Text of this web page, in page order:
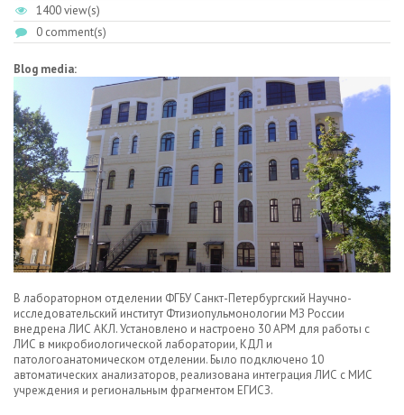
1400 view(s)
0 comment(s)
Blog media:
В лабораторном отделении ФГБУ Санкт-Петербургский Научно-
исследовательский институт Фтизиопульмонологии МЗ России
внедрена ЛИС АКЛ. Установлено и настроено 30 АРМ для работы с
ЛИС в микробиологической лаборатории, КДЛ и
патологоанатомическом отделении. Было подключено 10
автоматических анализаторов, реализована интеграция ЛИС с МИС
учреждения и региональным фрагментом ЕГИСЗ.